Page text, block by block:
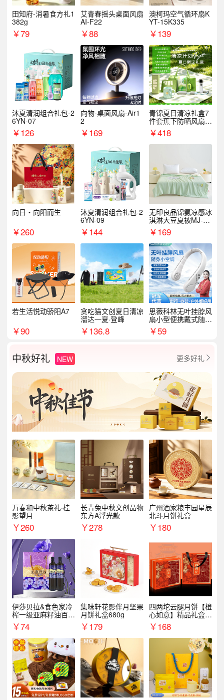
田知府-消暑食方礼1
382g
￥79
艾青春摇头桌面风扇
AI-F22
￥88
澳柯玛空气循环扇K
YT-15K335
￥139
沐夏清润组合礼包-2
6YN-07
￥126
向物-桌面风扇-Air1
2
￥169
青锦夏日清凉礼盒7
件套蕉下防晒风扇员
工福利端午伴手礼企
业定制
￥418
向日・向阳而生
￥260
沐夏清润组合礼包-2
6YN-09
￥144
无印良品锦氨凉感冰
淇淋大豆夏被MJ-B2
025-0193
￥169
若生活悦动骄阳A7
￥90
贪吃猫文创夏日清凉
溜达一夏·登峰
￥136.8
思薇科林无叶挂脖风
扇小型便携戴式随身
挂脖子降温神器
￥59
中秋好礼 NEW 更多好礼 
万春和中秋茶礼·桂
影望月
￥260
长青兔中秋文创品物
东方A浮光款
￥278
广州酒家粮丰园星辰
北斗月饼礼盒
￥180
伊莎贝拉&食色家冷
榨一级亚麻籽油百紫
千红500ml*2礼盒
￥74
集味轩花影伴月坚果
月饼礼盒680g
￥179
四两坨云腿月饼【橙
心如意】精品礼盒4
50g/盒
￥168